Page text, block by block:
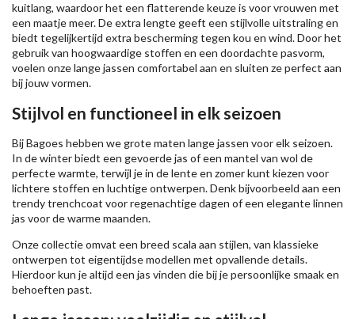
kuitlang, waardoor het een flatterende keuze is voor vrouwen met
een maatje meer. De extra lengte geeft een stijlvolle uitstraling en
biedt tegelijkertijd extra bescherming tegen kou en wind. Door het
gebruik van hoogwaardige stoffen en een doordachte pasvorm,
voelen onze lange jassen comfortabel aan en sluiten ze perfect aan
bij jouw vormen.
Stijlvol en functioneel in elk seizoen
Bij Bagoes hebben we grote maten lange jassen voor elk seizoen.
In de winter biedt een gevoerde jas of een mantel van wol de
perfecte warmte, terwijl je in de lente en zomer kunt kiezen voor
lichtere stoffen en luchtige ontwerpen. Denk bijvoorbeeld aan een
trendy trenchcoat voor regenachtige dagen of een elegante linnen
jas voor de warme maanden.
Onze collectie omvat een breed scala aan stijlen, van klassieke
ontwerpen tot eigentijdse modellen met opvallende details.
Hierdoor kun je altijd een jas vinden die bij je persoonlijke smaak en
behoeften past.